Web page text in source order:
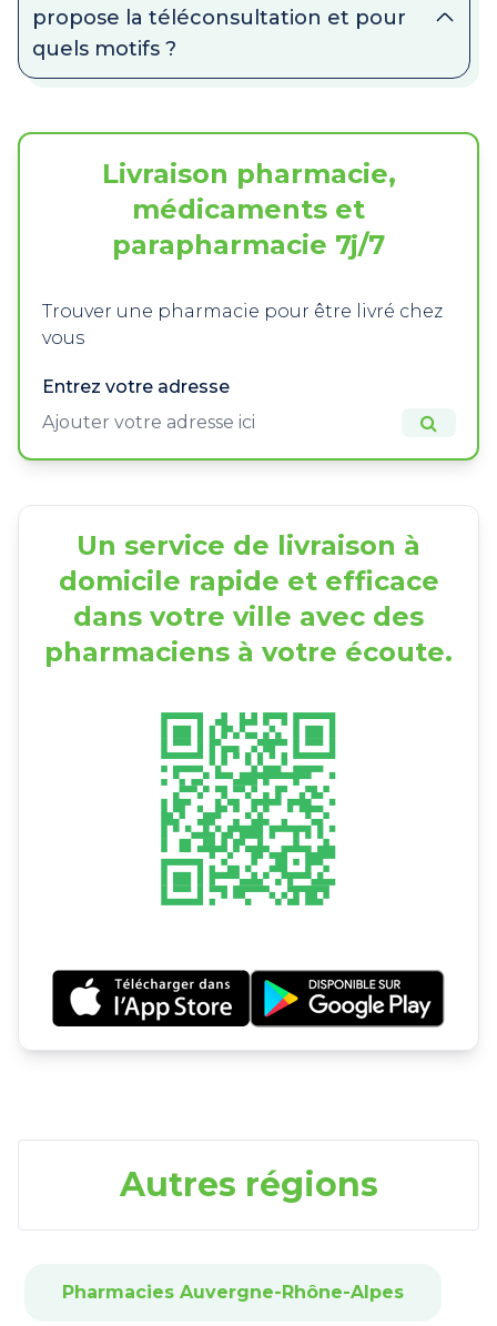
propose la téléconsultation et pour
quels motifs ?
Livraison pharmacie,
médicaments et
parapharmacie 7j/7
Trouver une pharmacie pour être livré chez
vous
Entrez votre adresse
Un service de livraison à
domicile rapide et efficace
dans votre ville avec des
pharmaciens à votre écoute.
Autres régions
Pharmacies Auvergne-Rhône-Alpes